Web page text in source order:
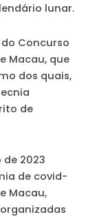
lunar.
Concurso
Macau, que
dos quais,
de
2023
de covid-
Macau,